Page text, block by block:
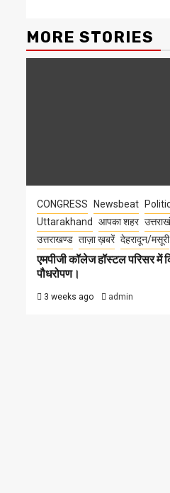
MORE STORIES
CONGRESS Newsbeat
Uttarakhand
आपका शहर
उत्तराखण्ड ताज़ा ख़बरें देहरादून/मसूरी
एमपीजी कॉलेज हॉस्टल परिसर में
पौधरोपण।
3 weeks ago admin